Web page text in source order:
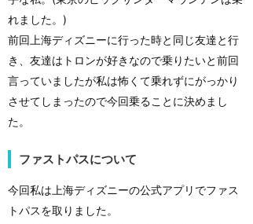
れました。)
前回上海ディズニーに行った時と同じ友達と行
き、友達はトロンが好きなので乗りたいと前回
言っていましたが私は怖くて乗れずにがっかり
させてしまったので今回乗ることに決めまし
た。
ファストパスについて
今回私は上海ディズニーの公式アプリでファス
トパスを取りました。